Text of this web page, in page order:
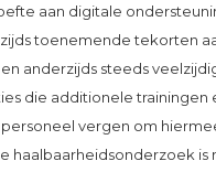
aan digitale
toenemende tekorten
anderzijds steeds
die additionele trainingen
vergen om
haalbaarheidsonderzoek is